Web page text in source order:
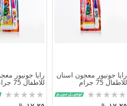
رايا جونيور معجون اسنان
للاطفال 75 جرام
Rating:
0%
رايا جونيور
للاطفال 75 جرام بالفواكه
Rating:
0%